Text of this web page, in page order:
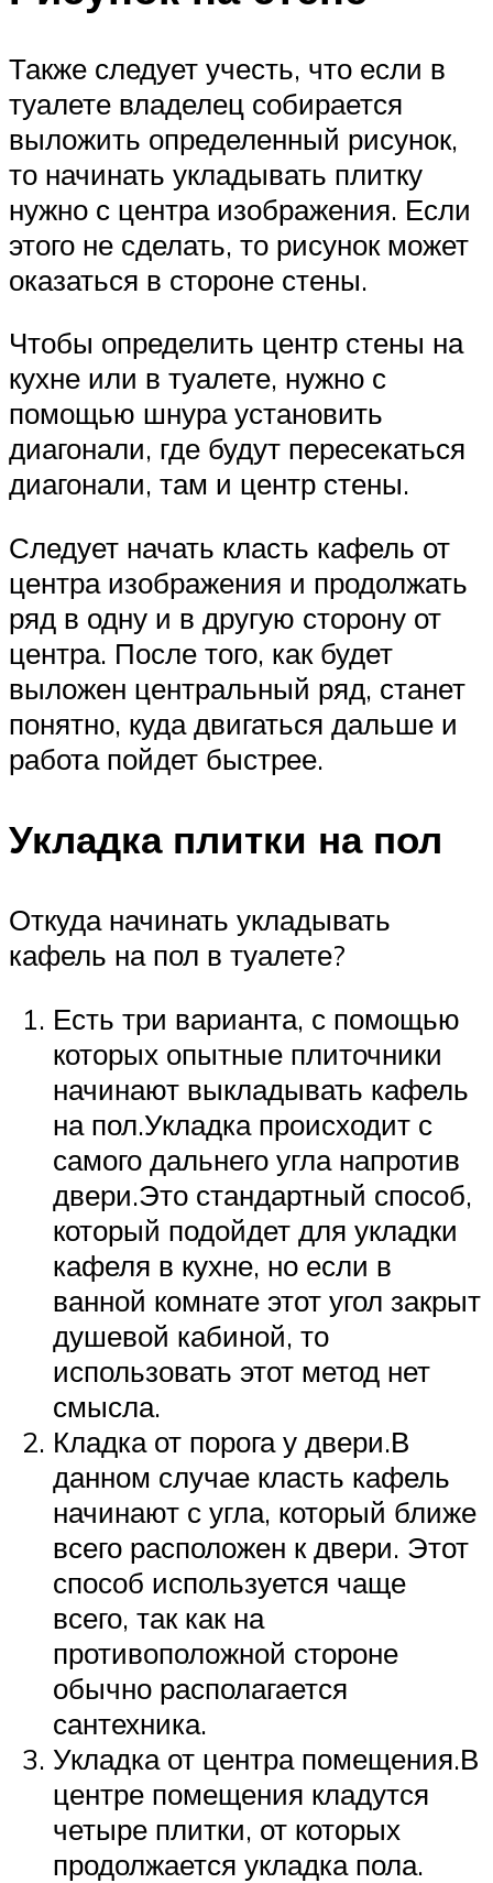
Также следует учесть, что если в
туалете владелец собирается
выложить определенный рисунок,
то начинать укладывать плитку
нужно с центра изображения. Если
этого не сделать, то рисунок может
оказаться в стороне стены.
Чтобы определить центр стены на
кухне или в туалете, нужно с
помощью шнура установить
диагонали, где будут пересекаться
диагонали, там и центр стены.
Следует начать класть кафель от
центра изображения и продолжать
ряд в одну и в другую сторону от
центра. После того, как будет
выложен центральный ряд, станет
понятно, куда двигаться дальше и
работа пойдет быстрее.
Укладка плитки на пол
Откуда начинать укладывать
кафель на пол в туалете?
Есть три варианта, с помощью
которых опытные плиточники
начинают выкладывать кафель
на пол.Укладка происходит с
самого дальнего угла напротив
двери.Это стандартный способ,
который подойдет для укладки
кафеля в кухне, но если в
ванной комнате этот угол закрыт
душевой кабиной, то
использовать этот метод нет
смысла.
Кладка от порога у двери.В
данном случае класть кафель
начинают с угла, который ближе
всего расположен к двери. Этот
способ используется чаще
всего, так как на
противоположной стороне
обычно располагается
сантехника.
Укладка от центра помещения.В
центре помещения кладутся
четыре плитки, от которых
продолжается укладка пола.